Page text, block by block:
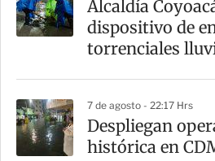
r
t
Alcaldía
dispositivo de
torrenciales
7 de agosto - 22:17 Hrs
Despliegan
histórica en